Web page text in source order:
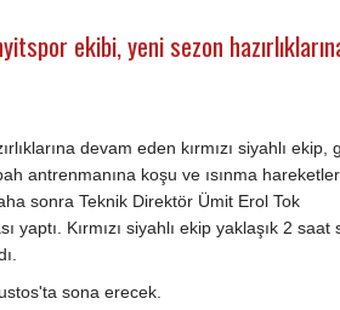
ekibi, yeni sezon
devam eden kırmızı siyahlı ekip,
antrenmanına koşu ve ısınma
sonra Teknik Direktör Ümit Erol Tok
Kırmızı siyahlı ekip yaklaşık 2 saat
sona erecek.